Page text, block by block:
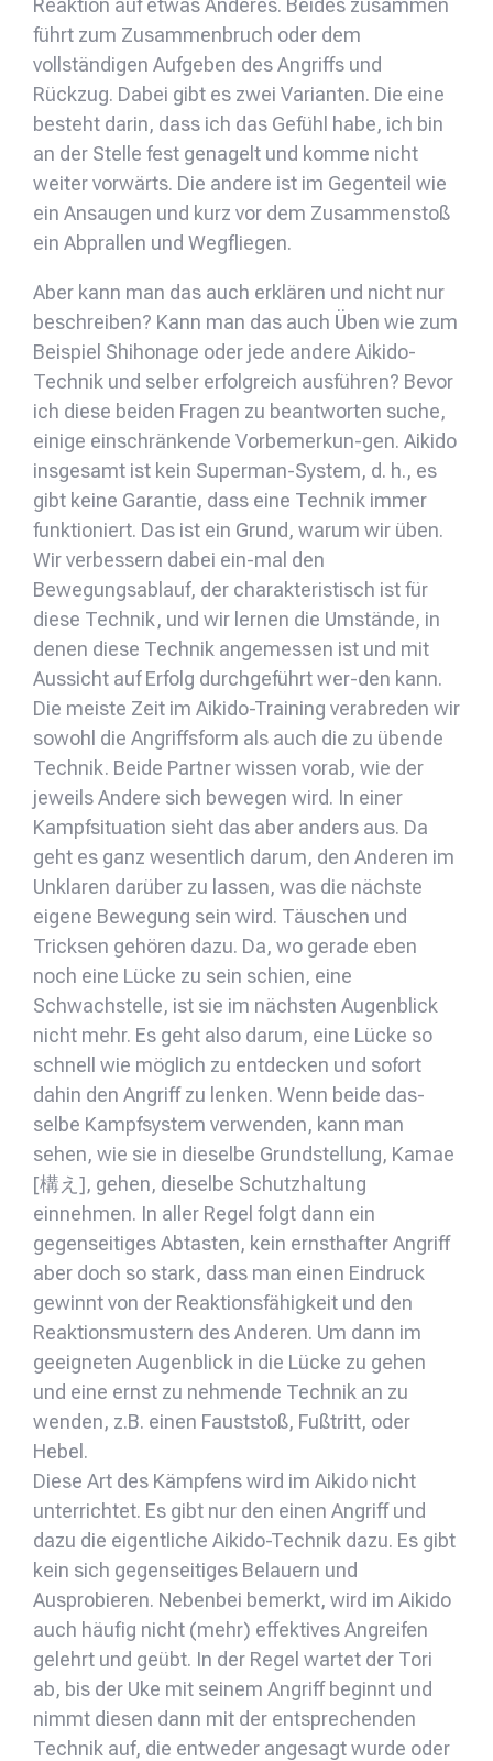
Reaktion auf etwas Anderes. Beides zusammen
führt zum Zusammenbruch oder dem
vollständigen Aufgeben des Angriffs und
Rückzug. Dabei gibt es zwei Varianten. Die eine
besteht darin, dass ich das Gefühl habe, ich bin
an der Stelle fest genagelt und komme nicht
weiter vorwärts. Die andere ist im Gegenteil wie
ein Ansaugen und kurz vor dem Zusammenstoß
ein Abprallen und Wegfliegen.
Aber kann man das auch erklären und nicht nur
beschreiben? Kann man das auch Üben wie zum
Beispiel Shihonage oder jede andere Aikido-
Technik und selber erfolgreich ausführen? Bevor
ich diese beiden Fragen zu beantworten suche,
einige einschränkende Vorbemerkun-gen. Aikido
insgesamt ist kein Superman-System, d. h., es
gibt keine Garantie, dass eine Technik immer
funktioniert. Das ist ein Grund, warum wir üben.
Wir verbessern dabei ein-mal den
Bewegungsablauf, der charakteristisch ist für
diese Technik, und wir lernen die Umstände, in
denen diese Technik angemessen ist und mit
Aussicht auf Erfolg durchgeführt wer-den kann.
Die meiste Zeit im Aikido-Training verabreden wir
sowohl die Angriffsform als auch die zu übende
Technik. Beide Partner wissen vorab, wie der
jeweils Andere sich bewegen wird. In einer
Kampfsituation sieht das aber anders aus. Da
geht es ganz wesentlich darum, den Anderen im
Unklaren darüber zu lassen, was die nächste
eigene Bewegung sein wird. Täuschen und
Tricksen gehören dazu. Da, wo gerade eben
noch eine Lücke zu sein schien, eine
Schwachstelle, ist sie im nächsten Augenblick
nicht mehr. Es geht also darum, eine Lücke so
schnell wie möglich zu entdecken und sofort
dahin den Angriff zu lenken. Wenn beide das-
selbe Kampfsystem verwenden, kann man
sehen, wie sie in dieselbe Grundstellung, Kamae
[構え], gehen, dieselbe Schutzhaltung
einnehmen. In aller Regel folgt dann ein
gegenseitiges Abtasten, kein ernsthafter Angriff
aber doch so stark, dass man einen Eindruck
gewinnt von der Reaktionsfähigkeit und den
Reaktionsmustern des Anderen. Um dann im
geeigneten Augenblick in die Lücke zu gehen
und eine ernst zu nehmende Technik an zu
wenden, z.B. einen Fauststoß, Fußtritt, oder
Hebel.
Diese Art des Kämpfens wird im Aikido nicht
unterrichtet. Es gibt nur den einen Angriff und
dazu die eigentliche Aikido-Technik dazu. Es gibt
kein sich gegenseitiges Belauern und
Ausprobieren. Nebenbei bemerkt, wird im Aikido
auch häufig nicht (mehr) effektives Angreifen
gelehrt und geübt. In der Regel wartet der Tori
ab, bis der Uke mit seinem Angriff beginnt und
nimmt diesen dann mit der entsprechenden
Technik auf, die entweder angesagt wurde oder